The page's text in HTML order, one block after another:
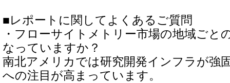
■レポートに関してよくあるご質問
・フローサイトメトリー市場の地域ごと
なっていますか？
南北アメリカでは研究開発インフラが強
への注目が高まっています。